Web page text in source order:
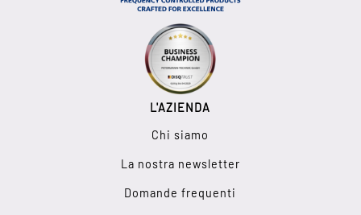
L'AZIENDA
Chi siamo
La nostra newsletter
Domande frequenti